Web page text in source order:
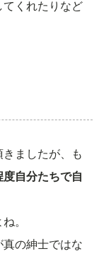
てくれたりなど
ましたが、も
自分たちで自
。
の紳士ではな